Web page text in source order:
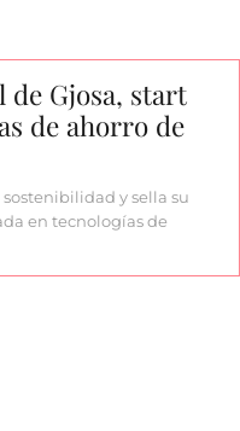
de Gjosa, start
de ahorro de
y sella su
en tecnologías de